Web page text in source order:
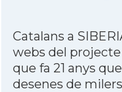
Catalans a
webs del
que fa 21 anys
desenes de